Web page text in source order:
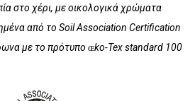
στο χέρι, με οικολογικά χρώματα
από το Soil Association Certification
με το πρότυπο ɶko-Tex standard 100